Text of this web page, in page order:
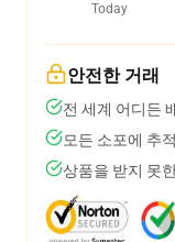
Today
안전한 거래
전 세계 어디든
모든 소포에 추
상품을 받지 못